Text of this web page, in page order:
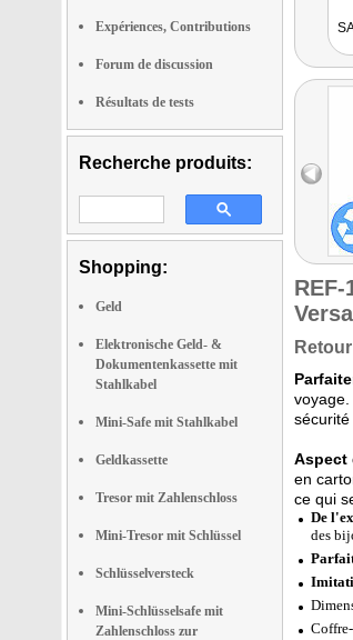
Expériences, Contributions
Forum de discussion
Résultats de tests
Recherche produits:
Shopping:
Geld
Elektronische Geld- &
Dokumentenkassette mit
Stahlkabel
Mini-Safe mit Stahlkabel
Geldkassette
Tresor mit Zahlenschloss
Mini-Tresor mit Schlüssel
Schlüsselversteck
Mini-Schlüsselsafe mit
Zahlenschloss zur
REF-
Aspect
en
ce qui
De
des